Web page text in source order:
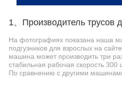
На фотографиях показана наша
подгузников для взрослых на
машина может производить три
стабильная рабочая скорость
По сравнению с другими